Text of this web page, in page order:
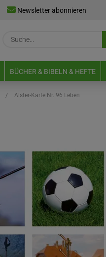
Newsletter abonnieren
BÜCHER & BIBELN & HEFTE
/ Alster-Karte Nr. 96 Leben